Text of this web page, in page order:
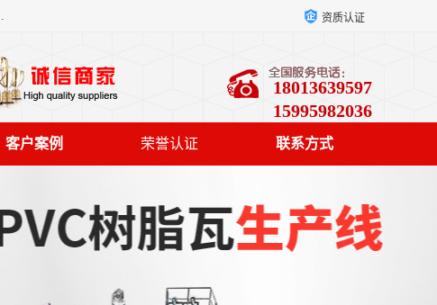
内及国外享有较高盛誉拥有众多长期合作的老客户。 资质认证
18013639597
15995982036
客户案例 荣誉认证 联系方式